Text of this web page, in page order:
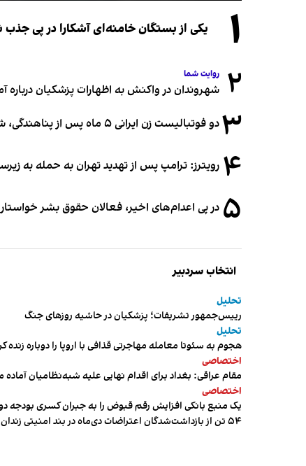
۱ یکی از بستگان خامنه‌ای آشکارا در پی
۲ روایت شما
شهروندان در واکنش به اظهارات پزشکیان درباره
۳دو فوتبالیست زن ایرانی ۵ ماه پس از پناهندگی، شهروند استرالیا شدند
۴ رویترز: ترامپ پس از تهدید تهران به حمله به
۵ در پی اعدام‌های اخیر، فعالان حقوق بشر
انتخاب سردبیر
تحلیل
رییس‌جمهور تشریفات؛ پزشکیان در حاشیه روزهای جنگ
تحلیل
هجوم به سئوتا معامله مهاجرتی قذافی با اروپا را دوباره زنده
اختصاصی
مقام عراقی: بغداد برای اقدام نهایی علیه شبه‌نظامیان
اختصاصی
یک منبع بانکی افزایش رقم قبوض را به جبران کسری بودجه
۵۴ تن از بازداشت‌شدگان اعتراضات دی‌ماه در بند امنیتی زندان اردبیل به سر می‌برند